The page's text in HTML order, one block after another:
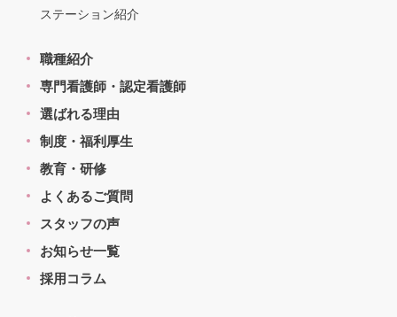
ステーション紹介
職種紹介
専門看護師・認定看護師
選ばれる理由
制度・福利厚生
教育・研修
よくあるご質問
スタッフの声
お知らせ一覧
採用コラム